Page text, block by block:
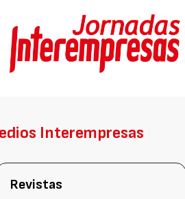
Interempresas
Revistas